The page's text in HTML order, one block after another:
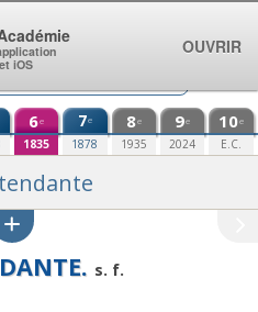
6e
1835
7e
1878
8e
1935
9e
2024
10e
E.C.
s. f.
iOS
OUVRIR